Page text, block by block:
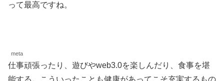
って最高ですね。
meta
仕事頑張ったり、遊びやweb3.0を楽しんだり、食事を堪
能する。こういったことも健康があってこそ充実するもの